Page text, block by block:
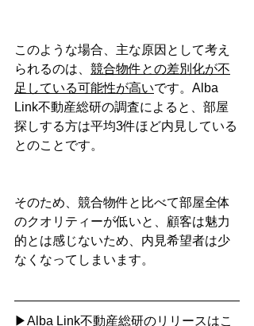
このような場合、主な原因として考え
られるのは、 競合物件との差別化が不
足している可能性が高いです。Alba
Link不動産総研の調査によると、部屋
探しする方は平均3件ほど内見している
とのことです。
そのため、競合物件と比べて部屋全体
のクオリティーが低いと、顧客は魅力
的とは感じないため、内見希望者は少
なくなってしまいます。
▶Alba Link不動産総研のリリースはこ